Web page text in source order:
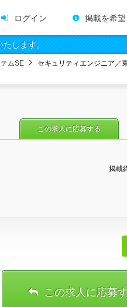
ログイン 掲載を希
します。
ムSE
セキュリティエンジニア／
掲載
この求人に応募する
この求人に応募